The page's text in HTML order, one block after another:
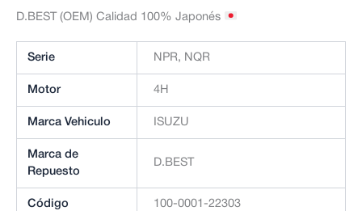
D.BEST (OEM) Calidad 100% Japonés
Serie NPR, NQR
Motor 4H
Marca Vehiculo ISUZU
Marca de
Repuesto
D.BEST
Código 100-0001-22303